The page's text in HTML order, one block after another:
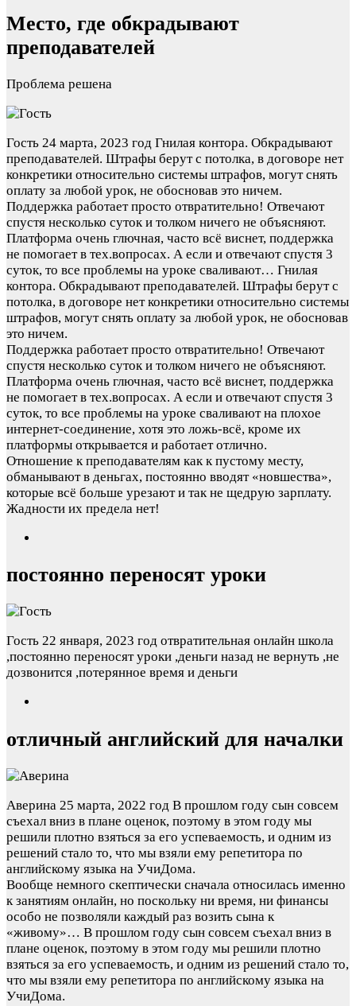
Место, где обкрадывают
преподавателей
Проблема решена
Гость 24 марта, 2023 год Гнилая контора. Обкрадывают
преподавателей. Штрафы берут с потолка, в договоре нет
конкретики относительно системы штрафов, могут снять
оплату за любой урок, не обосновав это ничем.
Поддержка работает просто отвратительно! Отвечают
спустя несколько суток и толком ничего не объясняют.
Платформа очень глючная, часто всё виснет, поддержка
не помогает в тех.вопросах. А если и отвечают спустя 3
суток, то все проблемы на уроке сваливают… Гнилая
контора. Обкрадывают преподавателей. Штрафы берут с
потолка, в договоре нет конкретики относительно системы
штрафов, могут снять оплату за любой урок, не обосновав
это ничем.
Поддержка работает просто отвратительно! Отвечают
спустя несколько суток и толком ничего не объясняют.
Платформа очень глючная, часто всё виснет, поддержка
не помогает в тех.вопросах. А если и отвечают спустя 3
суток, то все проблемы на уроке сваливают на плохое
интернет-соединение, хотя это ложь-всё, кроме их
платформы открывается и работает отлично.
Отношение к преподавателям как к пустому месту,
обманывают в деньгах, постоянно вводят «новшества»,
которые всё больше урезают и так не щедрую зарплату.
Жадности их предела нет!
постоянно переносят уроки
Гость 22 января, 2023 год отвратительная онлайн школа
,постоянно переносят уроки ,деньги назад не вернуть ,не
дозвонится ,потерянное время и деньги
отличный английский для началки
Аверина 25 марта, 2022 год В прошлом году сын совсем
съехал вниз в плане оценок, поэтому в этом году мы
решили плотно взяться за его успеваемость, и одним из
решений стало то, что мы взяли ему репетитора по
английскому языка на УчиДома.
Вообще немного скептически сначала относилась именно
к занятиям онлайн, но поскольку ни время, ни финансы
особо не позволяли каждый раз возить сына к
«живому»… В прошлом году сын совсем съехал вниз в
плане оценок, поэтому в этом году мы решили плотно
взяться за его успеваемость, и одним из решений стало то,
что мы взяли ему репетитора по английскому языка на
УчиДома.